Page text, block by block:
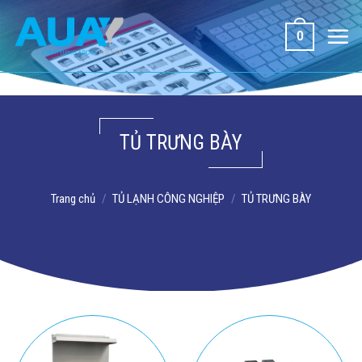
dung
0
TỦ TRƯNG BÀY
Trang chủ / TỦ LẠNH CÔNG NGHIỆP / TỦ TRƯNG BÀY